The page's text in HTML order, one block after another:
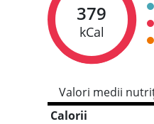
379
kCal
Valori medii
Calorii